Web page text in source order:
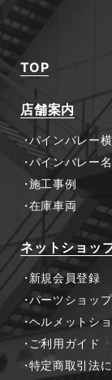
TOP
店舗案内
パインバレー
パインバレー
施工事例
在庫車両
ネットショッ
新規会員登録
パーツショッ
ヘルメットシ
ご利用ガイド
特定商取引法